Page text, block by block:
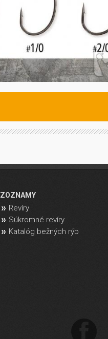
ZOZNAMY
Revíry
Súkromné revíry
Katalóg bežných rýb